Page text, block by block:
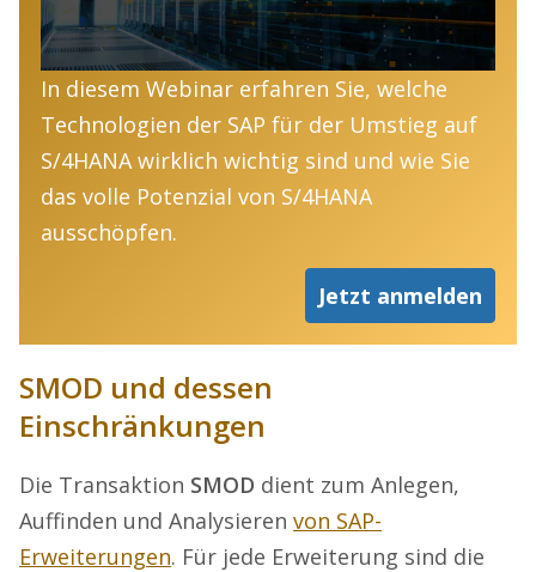
In diesem Webinar erfahren Sie, welche
Technologien der SAP für der Umstieg auf
S/4HANA wirklich wichtig sind und wie Sie
das volle Potenzial von S/4HANA
ausschöpfen.
Jetzt anmelden
SMOD und dessen
Einschränkungen
Die Transaktion SMOD dient zum Anlegen,
Auffinden und Analysieren von SAP-
Erweiterungen. Für jede Erweiterung sind die